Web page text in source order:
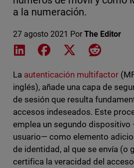
a la numeración.
27 agosto 2021 Por The Editor
Share on LinkedIn
Share on Facebook
Share on XShare on
La autenticación multifactor
inglés), añade una capa de
de sesión que resulta
accesos indeseados. Este
emplea un segundo dispositivo
usuario— como elemento
de identidad, al que se envía (o
certifica la veracidad del